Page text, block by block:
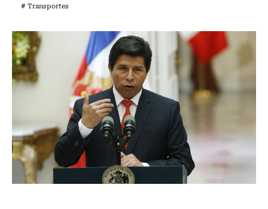
# Transportes